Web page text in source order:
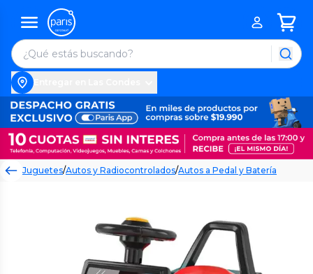
Juguetes/Autos y Radiocontrolados/Autos a Pedal y Batería